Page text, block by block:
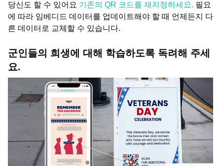
당신도 할 수 있어요 기존의 QR 코드를 재지정하세요. 필요
에 따라 임베디드 데이터를 업데이트해야 할 때 언제든지 다
른 데이터로 교체할 수 있습니다.
군인들의 희생에 대해 학습하도록 독려해 주세
요.